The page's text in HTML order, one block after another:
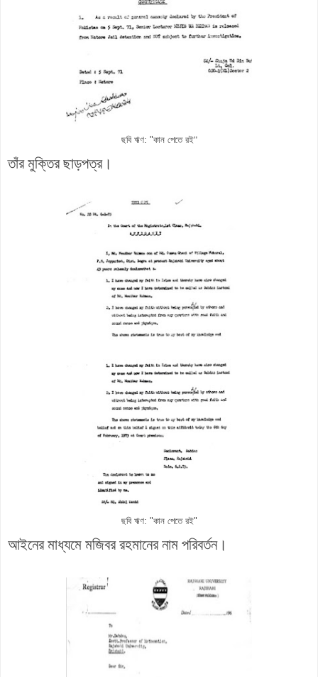
ছবি ঋণ: "কান পেতে রই"
তাঁর মুক্তির ছাড়পত্র।
ছবি ঋণ: "কান পেতে রই"
আইনের মাধ্যমে মজিবর রহমানের নাম পরিবর্তন।